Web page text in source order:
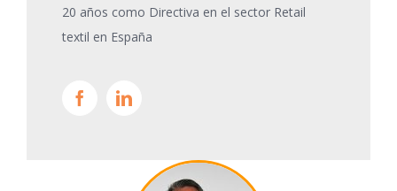
20 años como Directiva en el sector Retail
textil en España